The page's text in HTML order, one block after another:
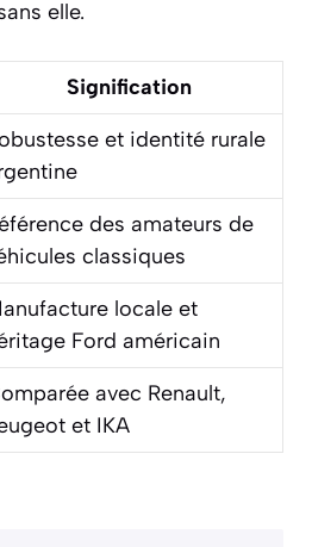
elle.
Signification
et identité rurale
des amateurs de
classiques
locale et
Ford américain
avec Renault,
et IKA